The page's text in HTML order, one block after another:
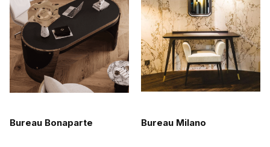
Bureau Bonaparte Bureau Milano